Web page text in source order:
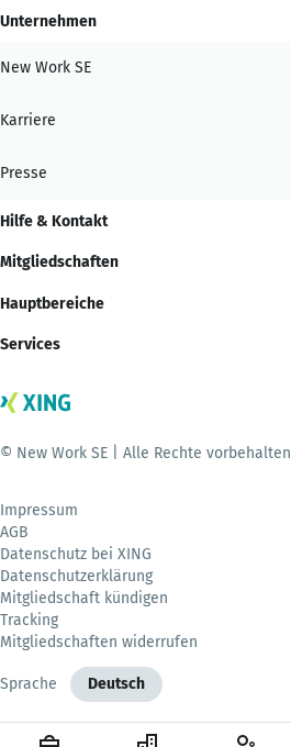
Unternehmen
New Work SE
Karriere
Presse
Hilfe & Kontakt
Mitgliedschaften
Hauptbereiche
Services
© New Work SE | Alle Rechte vorbehalten
Impressum
AGB
Datenschutz bei XING
Datenschutzerklärung
Mitgliedschaft kündigen
Tracking
Mitgliedschaften widerrufen
Sprache Deutsch